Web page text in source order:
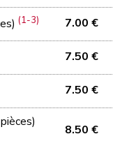
(1-3) 7.00 €
7.50 €
7.50 €
8.50 €